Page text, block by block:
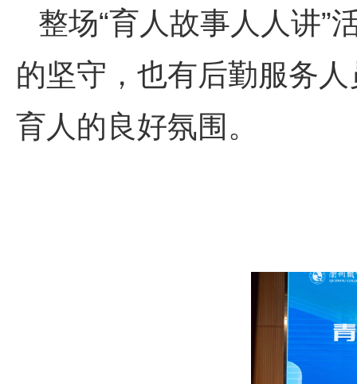
整场“育人故事人人讲”
的坚守，也有后勤服务
育人的良好氛围。